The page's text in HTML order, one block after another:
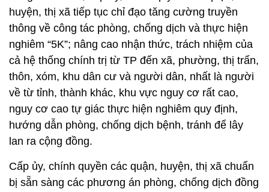
huyện, thị xã tiếp tục chỉ đạo tăng cường truyền
thông về công tác phòng, chống dịch và thực hiện
nghiêm “5K”; nâng cao nhận thức, trách nhiệm của
cả hệ thống chính trị từ TP đến xã, phường, thị trấn,
thôn, xóm, khu dân cư và người dân, nhất là người
về từ tỉnh, thành khác, khu vực nguy cơ rất cao,
nguy cơ cao tự giác thực hiện nghiêm quy định,
hướng dẫn phòng, chống dịch bệnh, tránh để lây
lan ra cộng đồng.
Cấp ủy, chính quyền các quận, huyện, thị xã chuẩn
bị sẵn sàng các phương án phòng, chống dịch đồng